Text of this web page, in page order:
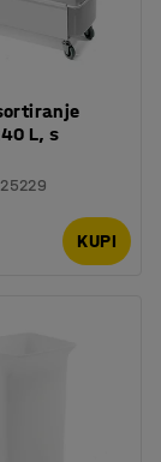
L, s
25229
KUPI